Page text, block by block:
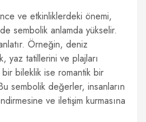
ve etkinliklerdeki önemi,
sembolik anlamda yükselir.
Örneğin, deniz
yaz tatillerini ve plajları
bir bileklik ise romantik bir
sembolik değerler, insanların
ve iletişim kurmasına